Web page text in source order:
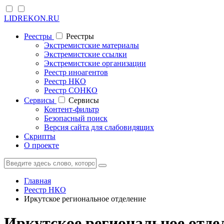
LIDREKON.RU
Реестры
Реестры
Экстремистские материалы
Экстремистские ссылки
Экстремистские организации
Реестр иноагентов
Реестр НКО
Реестр СОНКО
Cервисы
Cервисы
Контент-фильтр
Безопасный поиск
Версия сайта для слабовидящих
Скрипты
О проекте
Главная
Реестр НКО
Иркутское региональное отделение